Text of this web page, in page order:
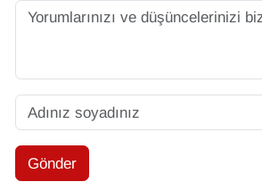
Gönder